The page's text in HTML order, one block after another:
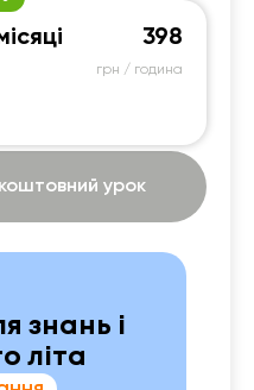
398
грн / година
урок
знань і
літа